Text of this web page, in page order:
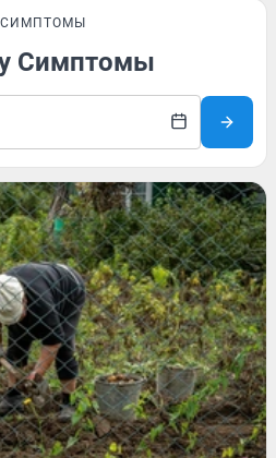
СИМПТОМЫ
Симптомы